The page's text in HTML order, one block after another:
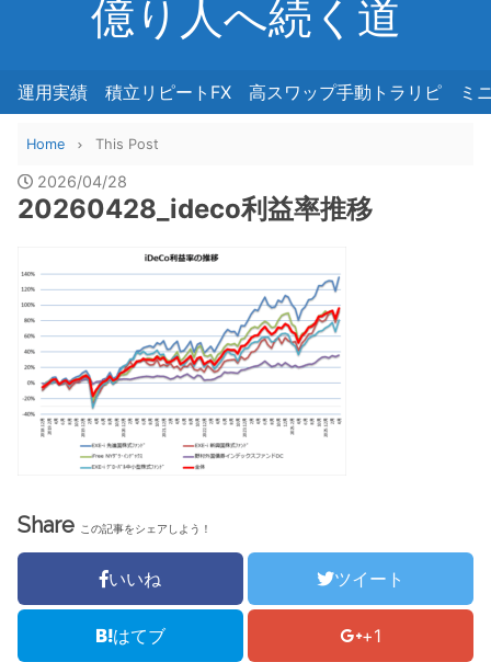
億り人へ続く道
運用実績 積立リピートFX 高スワップ手動トラリピ ミ
Home This Post
2026/04/28
20260428_ideco利益率推移
Share この記事をシェアしよう！
いいね ツイート
はてブ +1